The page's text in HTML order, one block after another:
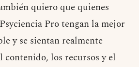
quiero que quienes
Pro tengan la mejor
y se sientan realmente
contenido, los recursos y el